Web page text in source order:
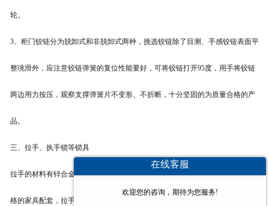
轮。
3、柜门铰链分为脱卸式和非脱卸式两种，挑选铰链除了目测、手感铰链表面平
整珧滑外，应注意铰链弹簧的复位性能要好，可将铰链打开95度，用手将铰链
两边用力按压，观察支撑弹簧片不变形、不折断，十分坚固的为质量合格的产
品。
三、拉手、执手锁等锁具
拉手的材料有锌合金、铜、铝、不锈钢、塑胶、原木、陶瓷等。为了与各种风
格的家具配套，拉手的形状、色彩更是千资百态、五彩缤纷。经过电镀和静电
在线客服
欢迎您的咨询，期待为您服务!